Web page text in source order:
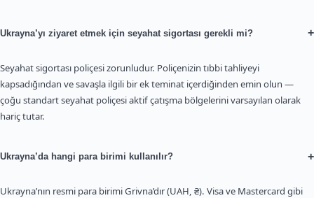
Ukrayna’yı ziyaret etmek için seyahat sigortası gerekli mi? +
Seyahat sigortası poliçesi zorunludur. Poliçenizin tıbbi tahliyeyi
kapsadığından ve savaşla ilgili bir ek teminat içerdiğinden emin olun —
çoğu standart seyahat poliçesi aktif çatışma bölgelerini varsayılan olarak
hariç tutar.
Ukrayna’da hangi para birimi kullanılır? +
Ukrayna’nın resmi para birimi Grivna’dır (UAH, ₴). Visa ve Mastercard gibi